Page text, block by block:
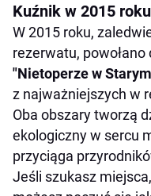
Kuźnik w 2015
W 2015 roku,
rezerwatu,
"Nietoperze w
z najważniejszych w
Oba obszary tworzą
ekologiczny w sercu
przyciąga
Jeśli szukasz